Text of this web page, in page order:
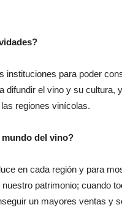
instituciones para poder
difundir el vino y su cultura,
regiones vinícolas.
del vino?
en cada región y para
patrimonio; cuando
un mayores ventas y